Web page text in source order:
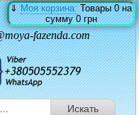
⇓Моя корзина:Товары0на
сумму0 грн
fazenda.com